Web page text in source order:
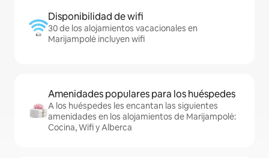
Disponibilidad de wifi
30 de los alojamientos vacacionales en
Marijampolė incluyen wifi
Amenidades populares para los huéspedes
A los huéspedes les encantan las siguientes
amenidades en los alojamientos de Marijampolė:
Cocina, Wifi y Alberca